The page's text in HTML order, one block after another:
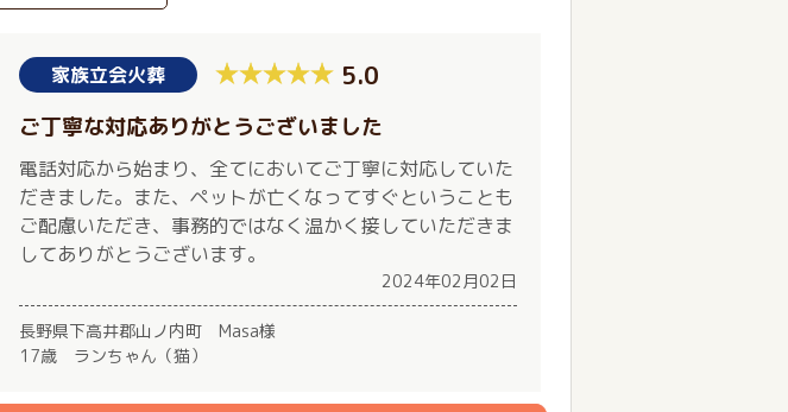
家族立会火葬 5.0
ご丁寧な対応ありがとうございました
電話対応から始まり、全てにおいてご丁寧に対応していた
だきました。また、ペットが亡くなってすぐということも
ご配慮いただき、事務的ではなく温かく接していただきま
してありがとうございます。
2024年02月02日
長野県下高井郡山ノ内町 Masa様
17歳 ランちゃん（猫）